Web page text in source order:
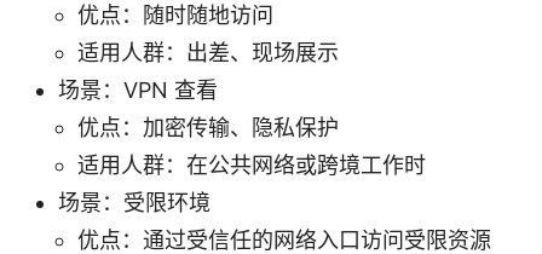
优点：随时随地访问
适用人群：出差、现场展示
场景：VPN 查看
优点：加密传输、隐私保护
适用人群：在公共网络或跨境工作时
场景：受限环境
优点：通过受信任的网络入口访问受限资源